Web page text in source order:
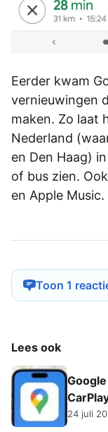
Eerder kwam
vernieuwingen
maken. Zo laat
Nederland
en Den Haag)
of bus zien.
en Apple Music.
Toon 1
Lees ook
24 juli